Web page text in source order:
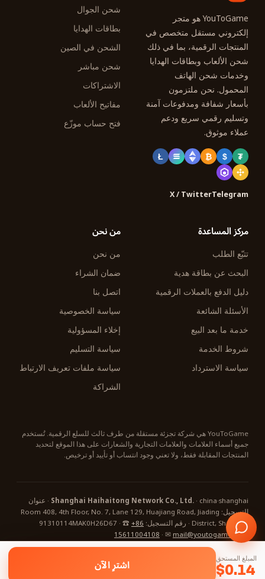
المبلغ المستحق
$0.14 اشترِ الآن
YouToGame هو متجر
إلكتروني مستقل متخصص في
المنتجات الرقمية، بما في ذلك
شحن الألعاب وبطاقات الهدايا
وخدمات شحن الهاتف
المحمول. نحن ملتزمون
بأسعار شفافة ومدفوعات آمنة
وتسليم رقمي سريع ودعم
عملاء موثوق.
₮
$
₿
Ł
Telegram
X / Twitter
شحن الجوال
بطاقات الهدايا
الشحن في الصين
شحن مباشر
الاشتراكات
مفاتيح الألعاب
فتح حساب موزّع
مركز المساعدة
تتبّع الطلب
البحث عن بطاقة هدية
دليل الدفع بالعملات الرقمية
الأسئلة الشائعة
خدمة ما بعد البيع
شروط الخدمة
سياسة الاسترداد
من نحن
من نحن
ضمان الشراء
اتصل بنا
سياسة الخصوصية
إخلاء المسؤولية
سياسة التسليم
سياسة ملفات تعريف الارتباط
الشراكة
YouToGame هي شركة تجزئة مستقلة من طرف ثالث للسلع الرقمية. تُستخدم
جميع أسماء العلامات والعلامات التجارية والشعارات على هذا الموقع لتحديد
المنتجات المقابلة فقط، ولا تعني وجود انتساب أو تأييد أو ترخيص.
Shanghai Haihaitong Network Co., Ltd. · china·shanghai · عنوان
التسجيل: Room 408, 4th Floor, No. 7, Lane 129, Huajiang Road, Jiading
District, Shanghai · رقم التسجيل: 91310114MAK0H26D67 · ☎ +86
15611004108· ✉mail@youtogame.com
© 2026 YouToGame ·
🔒 محمي بـ SSL ⛓ الدفع بالعملات الرقمية✓ دعم على مدار الساعة
انقر قائمة ⋮ (أعلى اليمين)، ثم «تثبيت التطبيق /